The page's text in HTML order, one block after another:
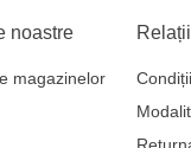
noastre
magazinelor